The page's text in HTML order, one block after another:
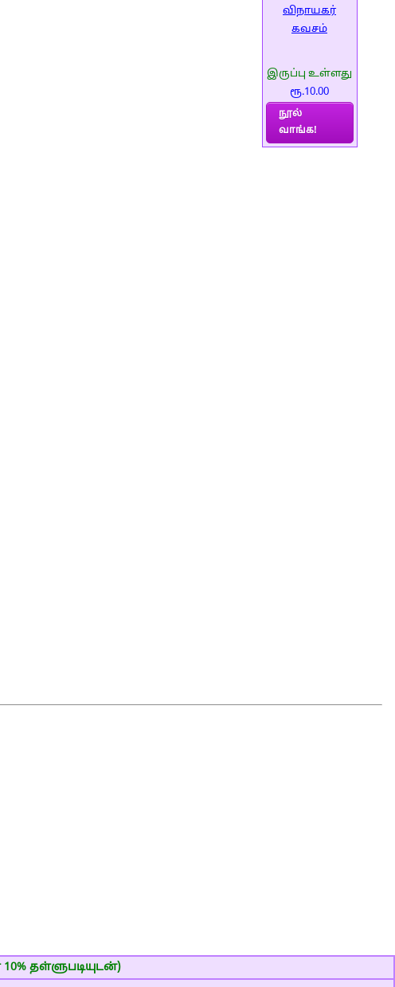
விநாயகர்
கவசம்
இருப்பு உள்ளது
ரூ.10.00
நூல்
வாங்க!
தள்ளுபடியுடன்)